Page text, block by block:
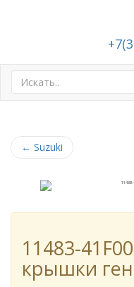
← Suzuki
11483-
крышки